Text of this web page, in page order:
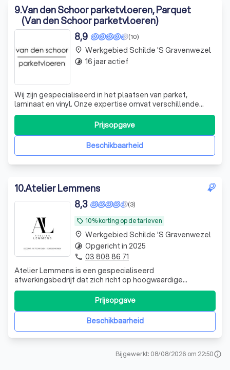
9.Van den Schoor parketvloeren, Parquet
(Van den Schoor parketvloeren)
(10)
8,9
Wij zijn gespecialiseerd in het plaatsen van parket,
laminaat en vinyl. Onze expertise omvat verschillende
methoden van parketplaatsing, zoals vol verlijmd op de
chape, vol verlijmd en genageld op een onderparket,
verlijmd en blind genageld op een houten roostering of
vol verlijmd op een tegelvloer.
Beschikbaarheid
Prijsopgave
place Werkgebied Schilde 's Gravenwezel
timelapse 16 jaar actief
10.Atelier Lemmens
local_offer 10% korting op de tarieven
(3)
8,3
Atelier Lemmens is een gespecialiseerd
afwerkingsbedrijf dat zich richt op hoogwaardige
decoratieve technieken voor interieurs en exterieurs. Wij
creëren unieke, duurzame en naadloze afwerkingen die
een ruimte karakter, warmte en verfijning geven. Onze
corebusiness bestaat uit: • Badkamers in cement
Beschikbaarheid
Prijsopgave
place Werkgebied Schilde 's Gravenwezel
timelapse Opgericht in 2025
phone 03 808 86 71
Bijgewerkt: 08/08/2026 om 22:50info